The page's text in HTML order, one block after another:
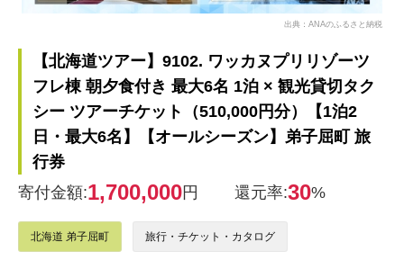
出典：ANAのふるさと納税
【北海道ツアー】9102. ワッカヌプリリゾーツ
フレ棟 朝夕食付き 最大6名 1泊 × 観光貸切タク
シー ツアーチケット（510,000円分）【1泊2
日・最大6名】【オールシーズン】弟子屈町 旅
行券
寄付金額:1,700,000円 還元率:30%
北海道 弟子屈町 旅行・チケット・カタログ